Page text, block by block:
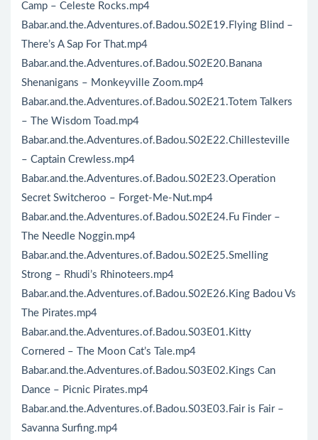
Camp – Celeste Rocks.mp4
Babar.and.the.Adventures.of.Badou.S02E19.Flying Blind –
There’s A Sap For That.mp4
Babar.and.the.Adventures.of.Badou.S02E20.Banana
Shenanigans – Monkeyville Zoom.mp4
Babar.and.the.Adventures.of.Badou.S02E21.Totem Talkers
– The Wisdom Toad.mp4
Babar.and.the.Adventures.of.Badou.S02E22.Chillesteville
– Captain Crewless.mp4
Babar.and.the.Adventures.of.Badou.S02E23.Operation
Secret Switcheroo – Forget-Me-Nut.mp4
Babar.and.the.Adventures.of.Badou.S02E24.Fu Finder –
The Needle Noggin.mp4
Babar.and.the.Adventures.of.Badou.S02E25.Smelling
Strong – Rhudi’s Rhinoteers.mp4
Babar.and.the.Adventures.of.Badou.S02E26.King Badou Vs
The Pirates.mp4
Babar.and.the.Adventures.of.Badou.S03E01.Kitty
Cornered – The Moon Cat’s Tale.mp4
Babar.and.the.Adventures.of.Badou.S03E02.Kings Can
Dance – Picnic Pirates.mp4
Babar.and.the.Adventures.of.Badou.S03E03.Fair is Fair –
Savanna Surfing.mp4